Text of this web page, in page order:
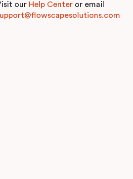
our Help Center or email